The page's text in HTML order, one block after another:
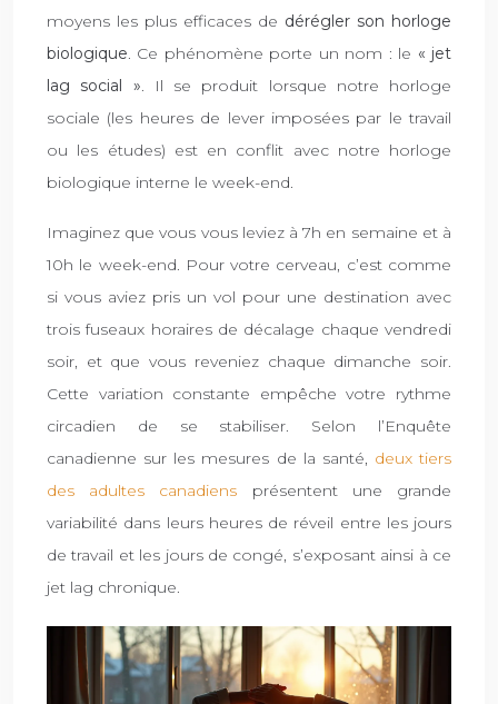
moyens les plus efficaces de dérégler son horloge
biologique . Ce phénomène porte un nom : le « jet
lag social » . Il se produit lorsque notre horloge
sociale (les heures de lever imposées par le travail
ou les études) est en conflit avec notre horloge
biologique interne le week-end.
Imaginez que vous vous leviez à 7h en semaine et à
10h le week-end. Pour votre cerveau, c’est comme
si vous aviez pris un vol pour une destination avec
trois fuseaux horaires de décalage chaque vendredi
soir, et que vous reveniez chaque dimanche soir.
Cette variation constante empêche votre rythme
circadien de se stabiliser. Selon l’Enquête
canadienne sur les mesures de la santé, deux tiers
des adultes canadiens présentent une grande
variabilité dans leurs heures de réveil entre les jours
de travail et les jours de congé, s’exposant ainsi à ce
jet lag chronique.